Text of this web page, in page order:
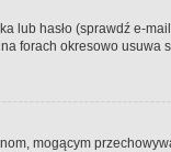
lub hasło (sprawdź e-
forach okresowo
mogącym